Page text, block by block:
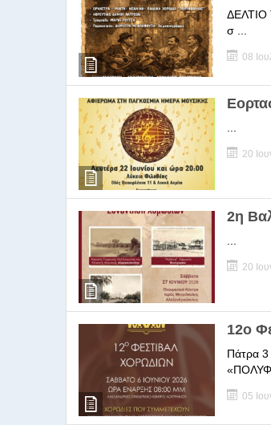
9Ο
σ ...
08
20
2η
20
12ο
Πάτρα
05